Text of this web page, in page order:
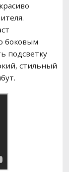
боковым
подсветку
стильный